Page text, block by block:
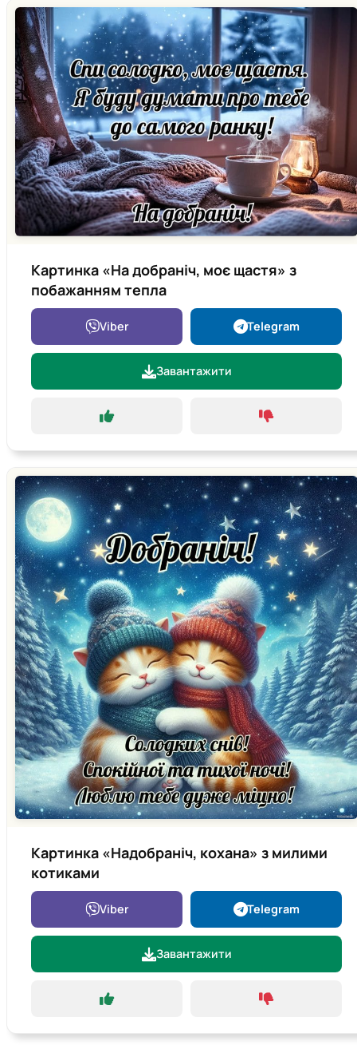
Картинка «На добраніч, моє щастя» з
побажанням тепла
Viber Telegram
Завантажити
Картинка «Надобраніч, кохана» з милими
котиками
Viber Telegram
Завантажити